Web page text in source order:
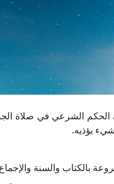
الحكم الشرعي في صلاة
شيء يؤذيه.
بالكتاب والسنة